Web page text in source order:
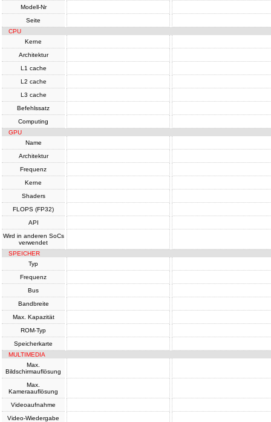
Modell-Nr
Seite
CPU
Kerne
Architektur
L1 cache
L2 cache
L3 cache
Befehlssatz
Computing
GPU
Name
Architektur
Frequenz
Kerne
Shaders
FLOPS (FP32)
API
Wird in anderen SoCs
verwendet
SPEICHER
Typ
Frequenz
Bus
Bandbreite
Max. Kapazität
ROM-Typ
Speicherkarte
MULTIMEDIA
Max.
Bildschirmauflösung
Max.
Kameraauflösung
Videoaufnahme
Video-Wiedergabe